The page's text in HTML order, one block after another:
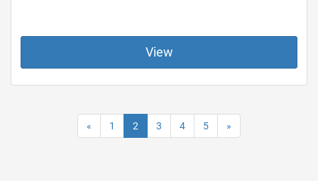
View
« 1 2 3 4 5 »